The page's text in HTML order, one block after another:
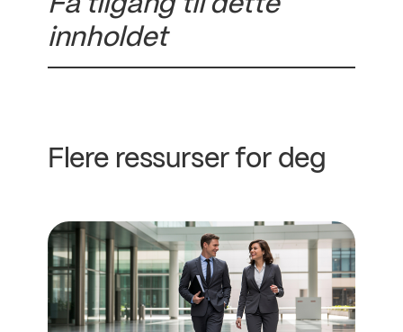
Få tilgang til dette
innholdet
Flere ressurser for deg